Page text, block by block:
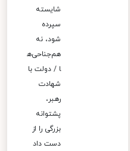
شایسته
سپرده
شود، نه
هم‌جناحی‌ه
ا / دولت با
شهادت
رهبر،
پشتوانه
بزرگی را از
دست داد